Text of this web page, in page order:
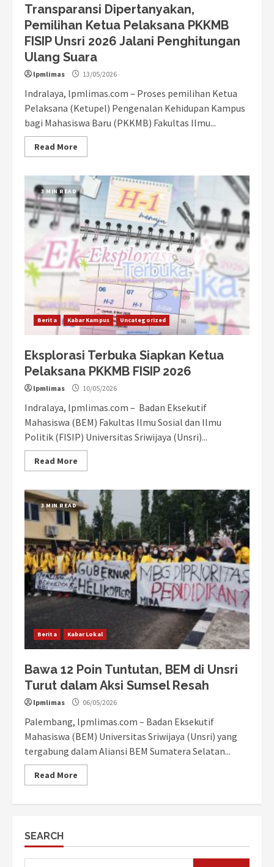
Transparansi Dipertanyakan,
Pemilihan Ketua Pelaksana PKKMB
FISIP Unsri 2026 Jalani Penghitungan
Ulang Suara
lpmlimas 13/05/2026
Indralaya, lpmlimas.com – Proses pemilihan Ketua
Pelaksana (Ketupel) Pengenalan Kehidupan Kampus
bagi Mahasiswa Baru (PKKMB) Fakultas Ilmu...
Read More
3 MIN READ
Berita Kabar Kampus Uncategorized
Eksplorasi Terbuka Siapkan Ketua
Pelaksana PKKMB FISIP 2026
lpmlimas 10/05/2026
Indralaya, lpmlimas.com – Badan Eksekutif
Mahasiswa (BEM) Fakultas Ilmu Sosial dan Ilmu
Politik (FISIP) Universitas Sriwijaya (Unsri)...
Read More
3 MIN READ
Berita Kabar Lokal
Bawa 12 Poin Tuntutan, BEM di Unsri
Turut dalam Aksi Sumsel Resah
lpmlimas 06/05/2026
Palembang, lpmlimas.com – Badan Eksekutif
Mahasiswa (BEM) Universitas Sriwijaya (Unsri) yang
tergabung dalam Aliansi BEM Sumatera Selatan...
Read More
SEARCH